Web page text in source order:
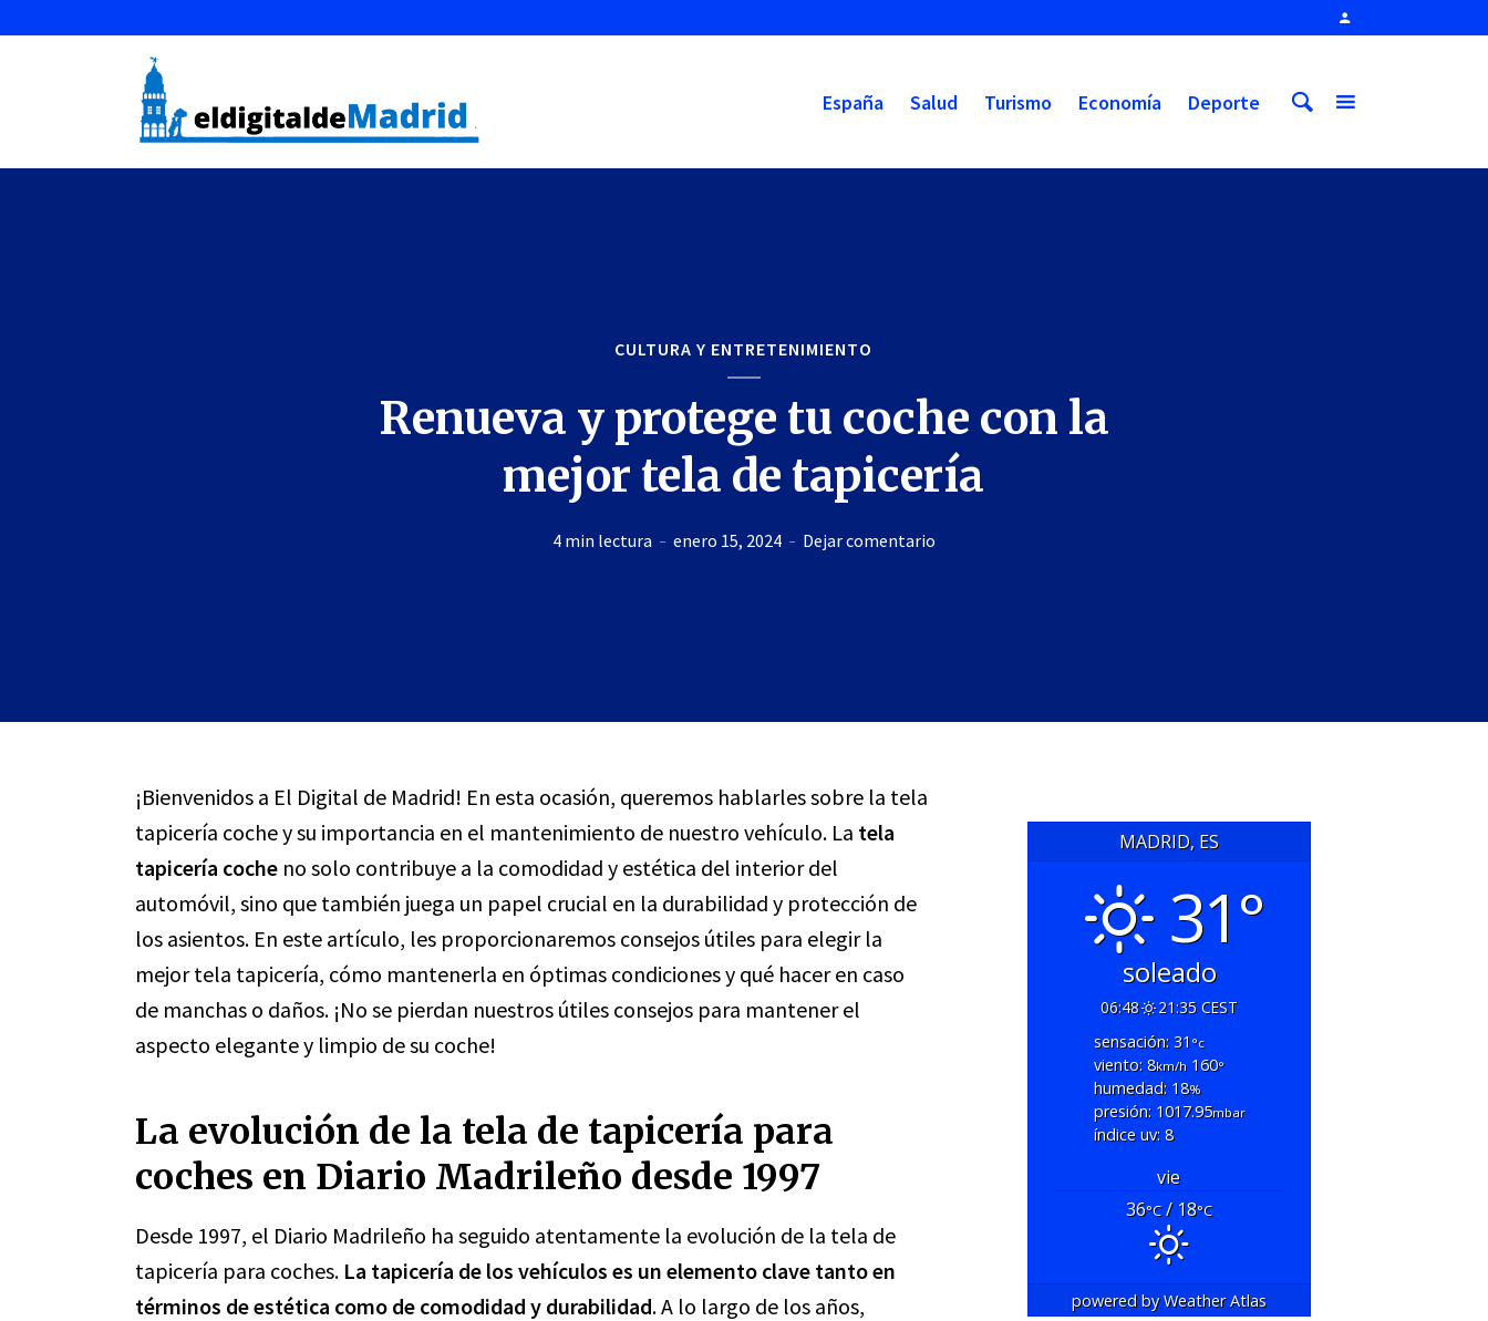
España Salud Turismo Economía Deporte
CULTURA Y ENTRETENIMIENTO
Renueva y protege tu coche con la
mejor tela de tapicería
4 min lectura enero 15, 2024 Dejar comentario
¡Bienvenidos a El Digital de Madrid! En esta ocasión, queremos hablarles sobre la tela
tapicería coche y su importancia en el mantenimiento de nuestro vehículo. La tela
tapicería coche no solo contribuye a la comodidad y estética del interior del
automóvil, sino que también juega un papel crucial en la durabilidad y protección de
los asientos. En este artículo, les proporcionaremos consejos útiles para elegir la
mejor tela tapicería, cómo mantenerla en óptimas condiciones y qué hacer en caso
de manchas o daños. ¡No se pierdan nuestros útiles consejos para mantener el
aspecto elegante y limpio de su coche!
La evolución de la tela de tapicería para
coches en Diario Madrileño desde 1997
Desde 1997, el Diario Madrileño ha seguido atentamente la evolución de la tela de
tapicería para coches. La tapicería de los vehículos es un elemento clave tanto en
términos de estética como de comodidad y durabilidad. A lo largo de los años,
MADRID, ES
31°
soleado
06:48
21:35 CEST
sensación: 31 °c
viento: 8km/h160°
humedad: 18%
presión: 1017.95mbar
índice uv: 8
vie
36°C/ 18°C
powered byWeather Atlas